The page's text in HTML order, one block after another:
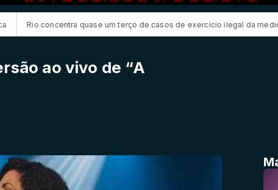
um terço de casos de exercício ilegal da medicina CNC:
ao vivo de “A